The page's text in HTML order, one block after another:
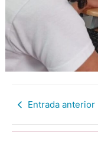
Entrada anterior